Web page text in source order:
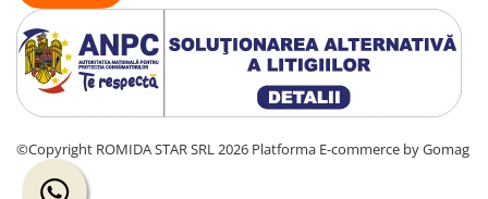
©Copyright ROMIDA STAR SRL 2026 Platforma E-commerce by Gomag